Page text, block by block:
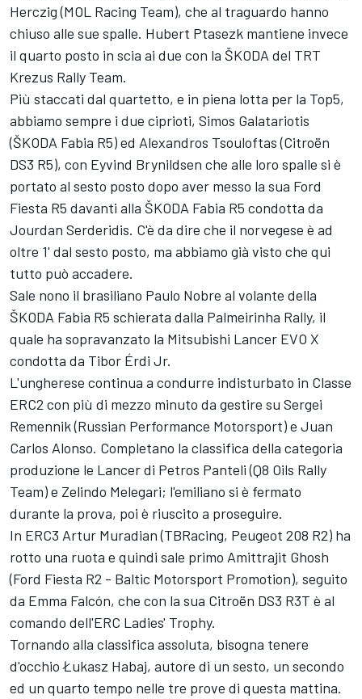
Herczig (MOL Racing Team), che al traguardo hanno
chiuso alle sue spalle. Hubert Ptasezk mantiene invece
il quarto posto in scia ai due con la ŠKODA del TRT
Krezus Rally Team.
Più staccati dal quartetto, e in piena lotta per la Top5,
abbiamo sempre i due ciprioti, Simos Galatariotis
(ŠKODA Fabia R5) ed Alexandros Tsouloftas (Citroën
DS3 R5), con Eyvind Brynildsen che alle loro spalle si è
portato al sesto posto dopo aver messo la sua Ford
Fiesta R5 davanti alla ŠKODA Fabia R5 condotta da
Jourdan Serderidis. C'è da dire che il norvegese è ad
oltre 1' dal sesto posto, ma abbiamo già visto che qui
tutto può accadere.
Sale nono il brasiliano Paulo Nobre al volante della
ŠKODA Fabia R5 schierata dalla Palmeirinha Rally, il
quale ha sopravanzato la Mitsubishi Lancer EVO X
condotta da Tibor Érdi Jr.
L'ungherese continua a condurre indisturbato in Classe
ERC2 con più di mezzo minuto da gestire su Sergei
Remennik (Russian Performance Motorsport) e Juan
Carlos Alonso. Completano la classifica della categoria
produzione le Lancer di Petros Panteli (Q8 Oils Rally
Team) e Zelindo Melegari; l'emiliano si è fermato
durante la prova, poi è riuscito a proseguire.
In ERC3 Artur Muradian (TBRacing, Peugeot 208 R2) ha
rotto una ruota e quindi sale primo Amittrajit Ghosh
(Ford Fiesta R2 - Baltic Motorsport Promotion), seguito
da Emma Falcón, che con la sua Citroën DS3 R3T è al
comando dell'ERC Ladies' Trophy.
Tornando alla classifica assoluta, bisogna tenere
d'occhio Łukasz Habaj, autore di un sesto, un secondo
ed un quarto tempo nelle tre prove di questa mattina.